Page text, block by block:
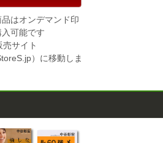
はオンデマンド印
可能です
サイト
）に移動しま